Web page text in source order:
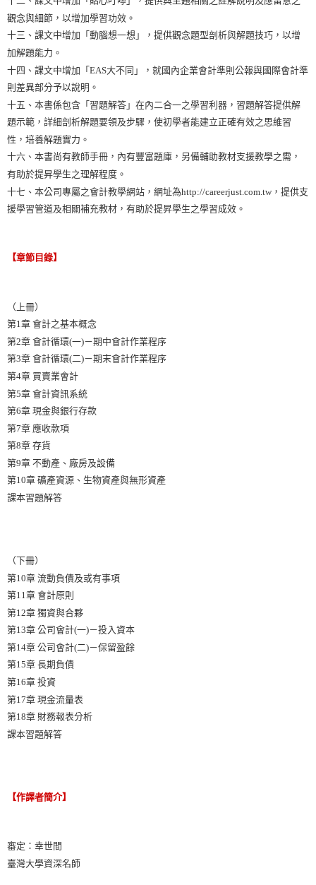
觀念與細節，以增加學習功效。
十三、課文中增加「動腦想一想」，提供觀念題型剖析與解題技巧，以增
加解題能力。
十四、課文中增加「EAS大不同」，就國內企業會計準則公報與國際會計準
則差異部分予以說明。
十五、本書係包含「習題解答」在內二合一之學習利器，習題解答提供解
題示範，詳細剖析解題要領及步驟，使初學者能建立正確有效之思維習
性，培養解題實力。
十六、本書尚有教師手冊，內有豐富題庫，另備輔助教材支援教學之需，
有助於提昇學生之理解程度。
十七、本公司專屬之會計教學網站，網址為http://careerjust.com.tw，提供支
援學習管道及相關補充教材，有助於提昇學生之學習成效。
【章節目錄】
（上冊）
第1章 會計之基本概念
第2章 會計循環(一)－期中會計作業程序
第3章 會計循環(二)－期末會計作業程序
第4章 買賣業會計
第5章 會計資訊系統
第6章 現金與銀行存款
第7章 應收款項
第8章 存貨
第9章 不動產、廠房及設備
第10章 礦產資源、生物資產與無形資產
課本習題解答
（下冊）
第10章 流動負債及或有事項
第11章 會計原則
第12章 獨資與合夥
第13章 公司會計(一)－投入資本
第14章 公司會計(二)－保留盈餘
第15章 長期負債
第16章 投資
第17章 現金流量表
第18章 財務報表分析
課本習題解答
【作譯者簡介】
審定：幸世間
臺灣大學資深名師